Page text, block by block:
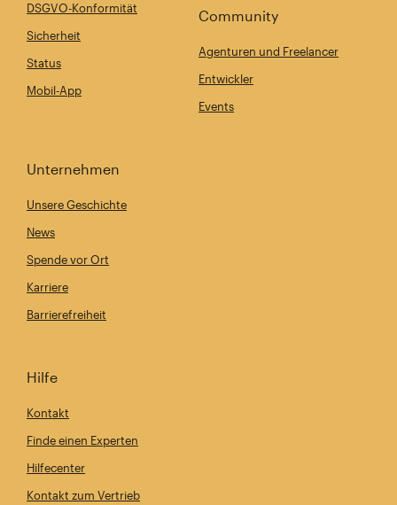
DSGVO-Konformität
Sicherheit
Status
Mobil-App
Community
Agenturen und Freelancer
Entwickler
Events
Unternehmen
Unsere Geschichte
News
Spende vor Ort
Karriere
Barrierefreiheit
Hilfe
Kontakt
Finde einen Experten
Hilfecenter
Kontakt zum Vertrieb